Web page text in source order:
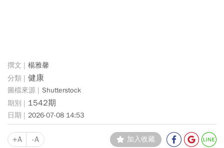
楊雅馨
健康
Shutterstock
1542期
2026-07-08 14:53
+A -A 加入收藏